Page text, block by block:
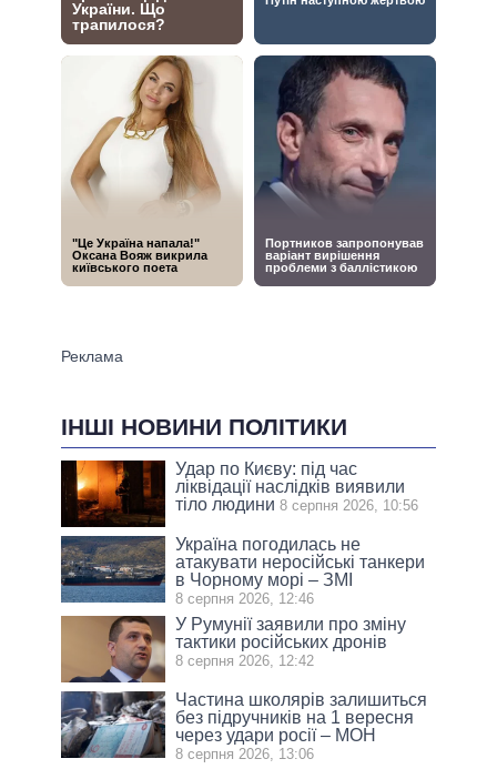
ІНШІ НОВИНИ ПОЛІТИКИ
Удар по Києву: під час
ліквідації наслідків виявили
тіло людини 8 серпня 2026, 10:56
Україна погодилась не
атакувати неросійські танкери
в Чорному морі – ЗМІ
8 серпня 2026, 12:46
У Румунії заявили про зміну
тактики російських дронів
8 серпня 2026, 12:42
Частина школярів залишиться
без підручників на 1 вересня
через удари росії – МОН
8 серпня 2026, 13:06